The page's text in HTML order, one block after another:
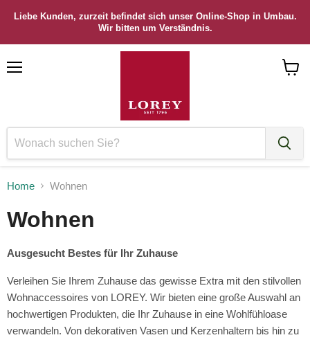
Liebe Kunden, zurzeit befindet sich unser Online-Shop in Umbau.
Wir bitten um Verständnis.
Home Wohnen
Wohnen
Ausgesucht Bestes für Ihr Zuhause
Verleihen Sie Ihrem Zuhause das gewisse Extra mit den stilvollen
Wohnaccessoires von LOREY. Wir bieten eine große Auswahl an
hochwertigen Produkten, die Ihr Zuhause in eine Wohlfühloase
verwandeln. Von dekorativen Vasen und Kerzenhaltern bis hin zu